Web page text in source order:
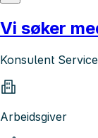
Vi søker
Konsulent
Arbeidsgiver